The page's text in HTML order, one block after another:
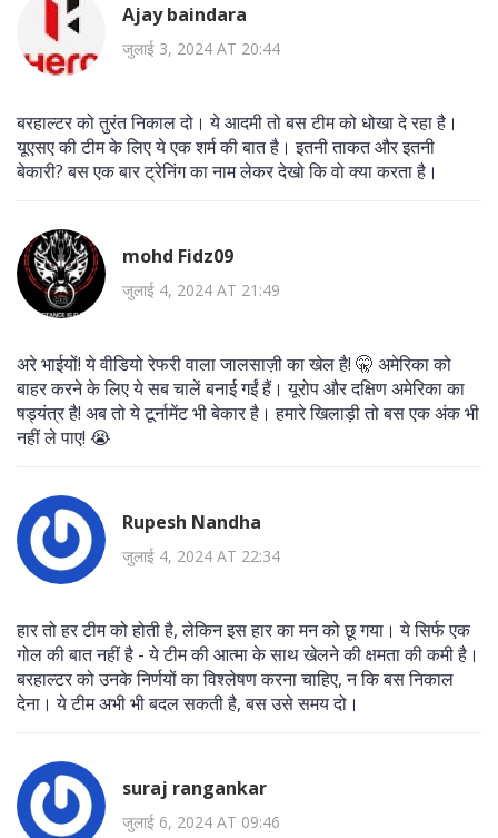
Ajay baindara
जुलाई 3, 2024 AT 20:44
बरहाल्टर को तुरंत निकाल दो। ये आदमी तो बस टीम को धोखा दे रहा है।
यूएसए की टीम के लिए ये एक शर्म की बात है। इतनी ताकत और इतनी
बेकारी? बस एक बार ट्रेनिंग का नाम लेकर देखो कि वो क्या करता है।
mohd Fidz09
जुलाई 4, 2024 AT 21:49
अरे भाईयों! ये वीडियो रेफरी वाला जालसाज़ी का खेल है! 🤫 अमेरिका को
बाहर करने के लिए ये सब चालें बनाई गईं हैं। यूरोप और दक्षिण अमेरिका का
षड्यंत्र है! अब तो ये टूर्नामेंट भी बेकार है। हमारे खिलाड़ी तो बस एक अंक भी
नहीं ले पाए! 😭
Rupesh Nandha
जुलाई 4, 2024 AT 22:34
हार तो हर टीम को होती है, लेकिन इस हार का मन को छू गया। ये सिर्फ एक
गोल की बात नहीं है - ये टीम की आत्मा के साथ खेलने की क्षमता की कमी है।
बरहाल्टर को उनके निर्णयों का विश्लेषण करना चाहिए, न कि बस निकाल
देना। ये टीम अभी भी बदल सकती है, बस उसे समय दो।
suraj rangankar
जुलाई 6, 2024 AT 09:46